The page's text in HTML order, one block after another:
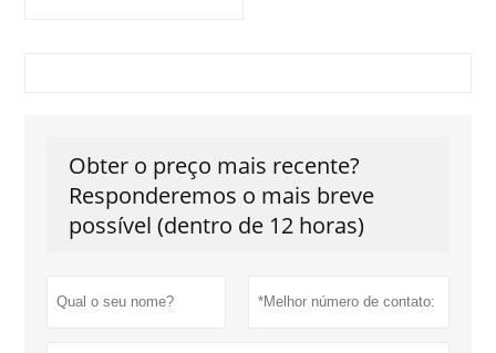
Obter o preço mais recente?
Responderemos o mais breve
possível (dentro de 12 horas)